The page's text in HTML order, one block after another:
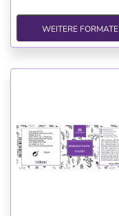
WEITERE FORMATE